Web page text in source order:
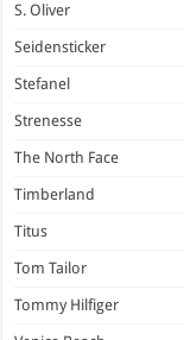
S. Oliver
Seidensticker
Stefanel
Strenesse
The North Face
Timberland
Titus
Tom Tailor
Tommy Hilfiger